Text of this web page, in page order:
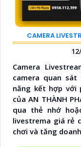
CAMERA
Camera
camera quan sát
năng kết hợp với
của AN THÀNH
qua thẻ nhớ
livestrema giá rẻ
chơi và tăng